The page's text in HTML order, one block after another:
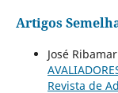
Artigos
José
Revista de